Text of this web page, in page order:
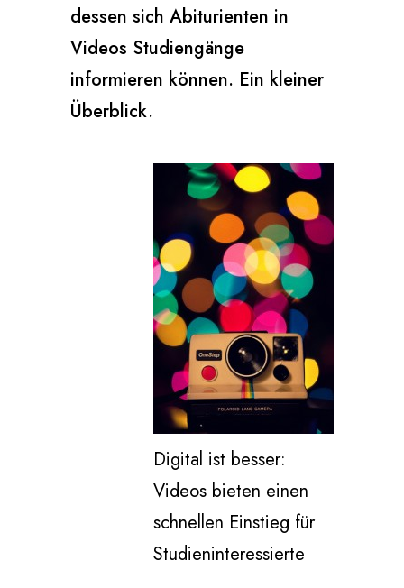
dessen sich Abiturienten in
Videos Studiengänge
informieren können. Ein kleiner
Überblick.
Digital ist besser:
Videos bieten einen
schnellen Einstieg für
Studieninteressierte